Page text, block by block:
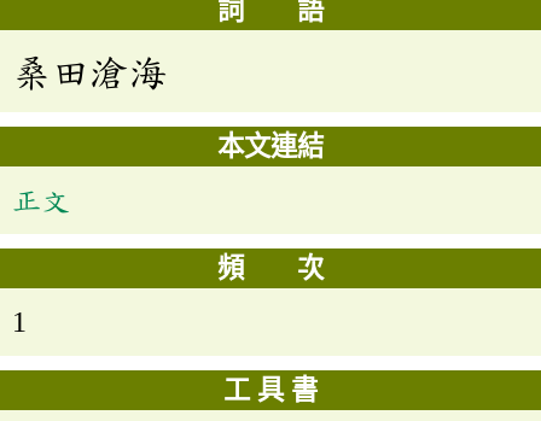
詞 語
桑田滄海
本文連結
正文
頻 次
1
工 具 書